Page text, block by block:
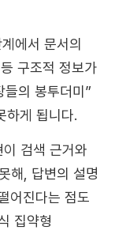
에서 문서의
구조적 정보가
의 봉투더미”
하게 됩니다.
검색 근거와
해, 답변의 설명
어진다는 점도
집약형